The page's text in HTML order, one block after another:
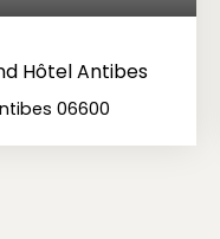
Hôtel Antibes
06600